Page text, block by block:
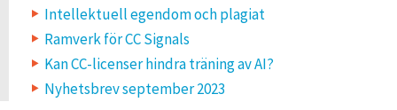
Intellektuell egendom och plagiat
Ramverk för CC Signals
Kan CC-licenser hindra träning av AI?
Nyhetsbrev september 2023